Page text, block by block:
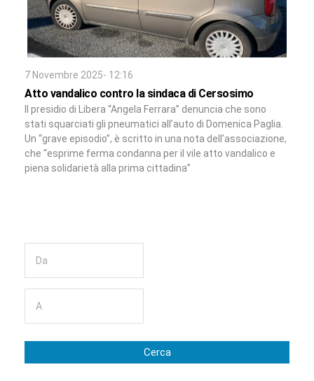
7 Novembre 2025- 12:16
Atto vandalico contro la sindaca di Cersosimo
Il presidio di Libera “Angela Ferrara” denuncia che sono
stati squarciati gli pneumatici all’auto di Domenica Paglia.
Un “grave episodio”, è scritto in una nota dell’associazione,
che “esprime ferma condanna per il vile atto vandalico e
piena solidarietà alla prima cittadina”
Cerca